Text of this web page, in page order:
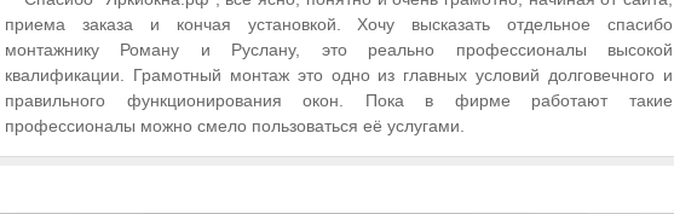
приема заказа и кончая установкой. Хочу высказать отдельное спасибо
монтажнику Роману и Руслану, это реально профессионалы высокой
квалификации. Грамотный монтаж это одно из главных условий долговечного и
правильного функционирования окон. Пока в фирме работают такие
профессионалы можно смело пользоваться её услугами.